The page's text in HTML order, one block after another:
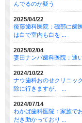
んでるのか疑う
2025/04/22
後藤歯科医院：磯部に歯
は白で室内も白を ...
2025/02/04
妻田ナンバ歯科医院：通
2024/10/22
ナウ歯科おのせクリニッ
除に行きますが、 ...
2024/07/14
わかば歯科医院：家族で
だき助かっており ...